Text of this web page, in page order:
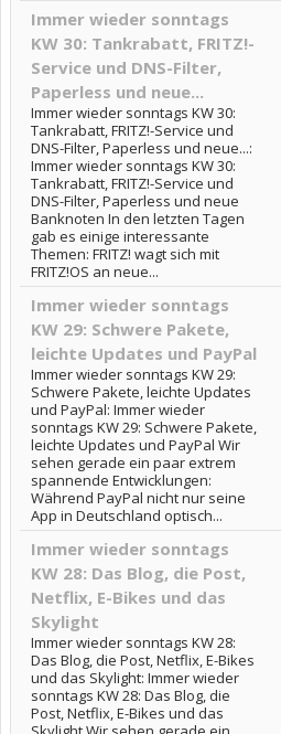
Immer wieder sonntags
KW 30: Tankrabatt, FRITZ!-
Service und DNS-Filter,
Paperless und neue...
Immer wieder sonntags KW 30:
Tankrabatt, FRITZ!-Service und
DNS-Filter, Paperless und neue...:
Immer wieder sonntags KW 30:
Tankrabatt, FRITZ!-Service und
DNS-Filter, Paperless und neue
Banknoten In den letzten Tagen
gab es einige interessante
Themen: FRITZ! wagt sich mit
FRITZ!OS an neue...
Immer wieder sonntags
KW 29: Schwere Pakete,
leichte Updates und PayPal
Immer wieder sonntags KW 29:
Schwere Pakete, leichte Updates
und PayPal: Immer wieder
sonntags KW 29: Schwere Pakete,
leichte Updates und PayPal Wir
sehen gerade ein paar extrem
spannende Entwicklungen:
Während PayPal nicht nur seine
App in Deutschland optisch...
Immer wieder sonntags
KW 28: Das Blog, die Post,
Netflix, E-Bikes und das
Skylight
Immer wieder sonntags KW 28:
Das Blog, die Post, Netflix, E-Bikes
und das Skylight: Immer wieder
sonntags KW 28: Das Blog, die
Post, Netflix, E-Bikes und das